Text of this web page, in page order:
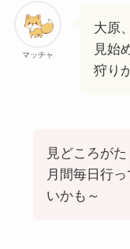
マッチャ
大原
見始
狩り
見どころが
月間毎日行
いかも～